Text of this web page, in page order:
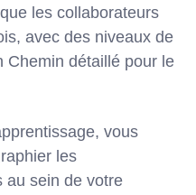
les collaborateurs
avec des niveaux de
Chemin détaillé pour le
vous
les
au sein de votre